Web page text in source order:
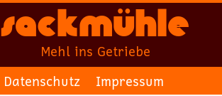
Sackmühle
Mehl ins Getriebe
Datenschutz
Impressum